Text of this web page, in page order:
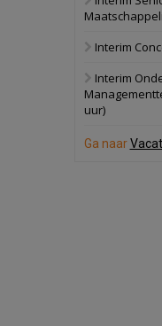
17 september
Interim
Interim
uur)
Ga naar